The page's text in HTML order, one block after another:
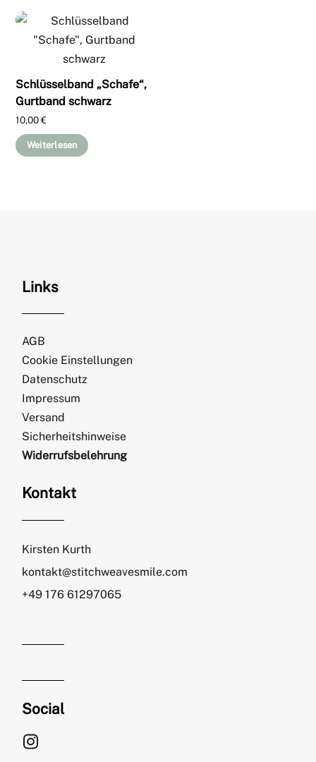
Schlüsselband „Schafe“,
Gurtband schwarz
10,00€
Weiterlesen
Links
AGB
Cookie Einstellungen
Datenschutz
Impressum
Versand
Sicherheitshinweise
Widerrufsbelehrung
Kontakt
Kirsten Kurth
kontakt@stitchweavesmile.com
+49 176 61297065
Social